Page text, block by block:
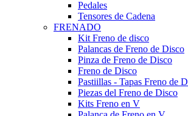
Pedales
Tensores de Cadena
FRENADO
Kit Freno de disco
Palancas de Freno de Disco
Pinza de Freno de Disco
Freno de Disco
Pastiillas - Tapas Freno de
Piezas del Freno de Disco
Kits Freno en V